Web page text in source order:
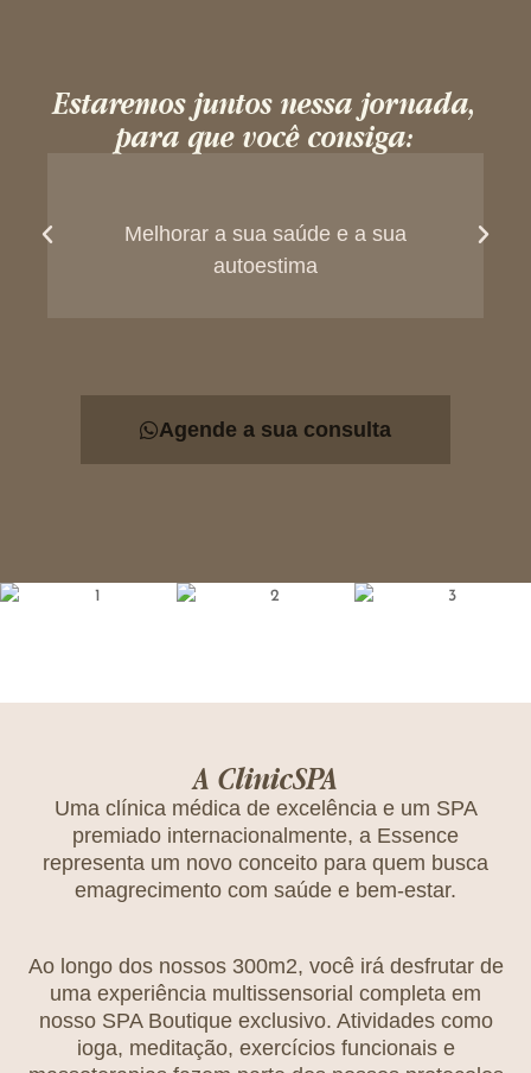
Estaremos juntos nessa jornada,
para que você consiga:
Melhorar a sua saúde e a sua
autoestima
Agende a sua consulta
A ClinicSPA
Uma clínica médica de excelência e um SPA
premiado internacionalmente, a Essence
representa um novo conceito para quem busca
emagrecimento com saúde e bem-estar.
Ao longo dos nossos 300m2, você irá desfrutar de
uma experiência multissensorial completa em
nosso SPA Boutique exclusivo. Atividades como
ioga, meditação, exercícios funcionais e